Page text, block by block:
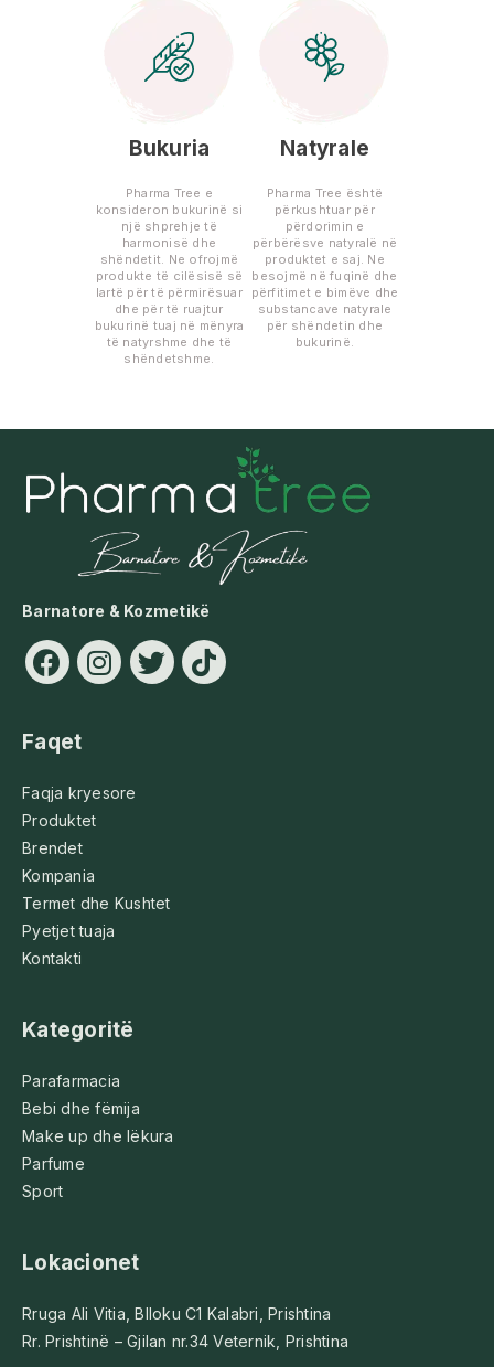
Bukuria
Pharma Tree e
konsideron bukurinë si
një shprehje të
harmonisë dhe
shëndetit. Ne ofrojmë
produkte të cilësisë së
lartë për të përmirësuar
dhe për të ruajtur
bukurinë tuaj në mënyra
të natyrshme dhe të
shëndetshme.
Natyrale
Pharma Tree është
përkushtuar për
përdorimin e
përbërësve natyralë në
produktet e saj. Ne
besojmë në fuqinë dhe
përfitimet e bimëve dhe
substancave natyrale
për shëndetin dhe
bukurinë.
Barnatore & Kozmetikë
Faqet
Faqja kryesore
Produktet
Brendet
Kompania
Termet dhe Kushtet
Pyetjet tuaja
Kontakti
Kategoritë
Parafarmacia
Bebi dhe fëmija
Make up dhe lëkura
Parfume
Sport
Lokacionet
Rruga Ali Vitia, Blloku C1 Kalabri, Prishtina
Rr. Prishtinë – Gjilan nr.34 Veternik, Prishtina